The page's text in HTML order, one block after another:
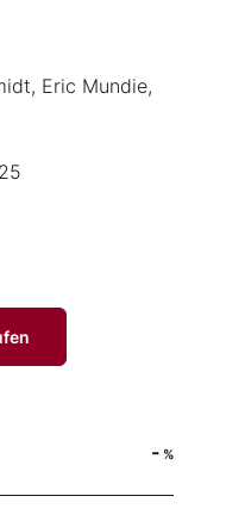
Eric Mundie,
- %